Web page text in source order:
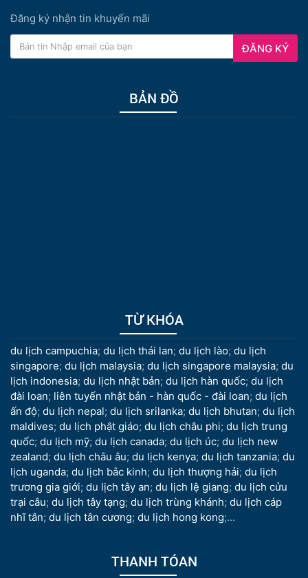
Đăng ký nhận tin khuyến mãi
ĐĂNG KÝ
BẢN ĐỒ
TỪ KHÓA
du lịch campuchia; du lịch thái lan; du lịch lào; du lịch
singapore; du lịch malaysia; du lịch singapore malaysia; du
lịch indonesia; du lịch nhật bản; du lịch hàn quốc; du lịch
đài loan; liên tuyến nhật bản - hàn quốc - đài loan; du lịch
ấn độ; du lịch nepal; du lịch srilanka; du lịch bhutan; du lịch
maldives; du lịch phật giáo; du lịch châu phi; du lịch trung
quốc; du lịch mỹ; du lịch canada; du lịch úc; du lịch new
zealand; du lịch châu âu; du lịch kenya; du lịch tanzania; du
lịch uganda; du lịch bắc kinh; du lịch thượng hải; du lịch
trương gia giới; du lịch tây an; du lịch lệ giang; du lịch cửu
trại câu; du lịch tây tạng; du lịch trùng khánh; du lịch cáp
nhĩ tân; du lịch tân cương; du lịch hong kong;...
THANH TÓAN